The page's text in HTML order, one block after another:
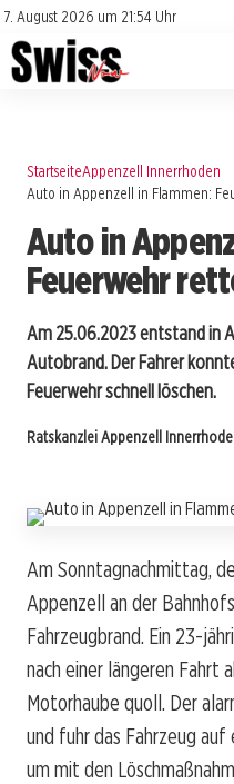
7. August 2026 um 21:54 Uhr
Impressum
Datenschutz
Jobs
Events
StartseiteAppenzell Innerrhoden
Auto in Appenzell in Flammen:
Auto in
Feuerwehr
Am 25.06.2023 entstand in
Autobrand. Der Fahrer
Feuerwehr schnell löschen.
Ratskanzlei Appenzell
Am Sonntagnachmittag,
Appenzell an der
Fahrzeugbrand. Ein 23-
nach einer längeren Fahrt
Motorhaube quoll. Der
und fuhr das Fahrzeug
um mit den